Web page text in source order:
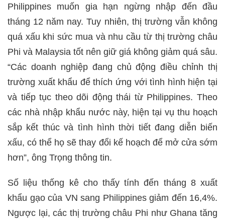
Philippines muốn gia hạn ngừng nhập đến đầu
tháng 12 năm nay. Tuy nhiên, thị trường vẫn không
quá xấu khi sức mua và nhu cầu từ thị trường châu
Phi và Malaysia tốt nên giữ giá không giảm quá sâu.
“Các doanh nghiệp đang chủ động điều chỉnh thị
trường xuất khẩu để thích ứng với tình hình hiện tại
và tiếp tục theo dõi động thái từ Philippines. Theo
các nhà nhập khẩu nước này, hiện tại vụ thu hoạch
sắp kết thúc và tình hình thời tiết đang diễn biến
xấu, có thể họ sẽ thay đổi kế hoạch để mở cửa sớm
hơn”, ông Trọng thông tin.
Số liệu thống kê cho thấy tính đến tháng 8 xuất
khẩu gạo của VN sang Philippines giảm đến 16,4%.
Ngược lại, các thị trường châu Phi như Ghana tăng